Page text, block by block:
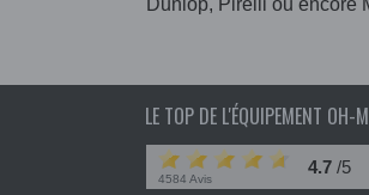
Dunlop, Pirelli ou encore
LE TOP DE L'ÉQUIPEMENT OH-
4584 Avis
4.7 /5